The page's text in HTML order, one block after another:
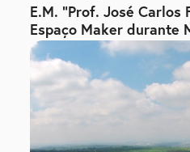
E.M. “Prof. José Carlos
Espaço Maker durante